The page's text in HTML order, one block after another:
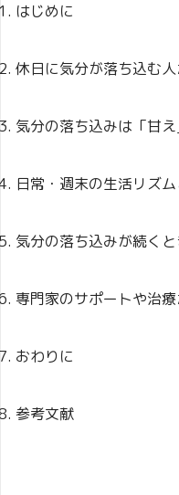
はじめに
休日に気分が落ち込む
気分の落ち込みは「甘
日常・週末の生活リズ
気分の落ち込みが続く
専門家のサポートや治
おわりに
参考文献